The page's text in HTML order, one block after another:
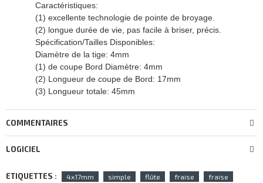
Caractéristiques:
(1) excellente technologie de pointe de broyage.
(2) longue durée de vie, pas facile à briser, précis.
Spécification/Tailles Disponibles:
Diamètre de la tige: 4mm
(1) de coupe Bord Diamètre: 4mm
(2) Longueur de coupe de Bord: 17mm
(3) Longueur totale: 45mm
COMMENTAIRES
LOGICIEL
ETIQUETTES : 4x17mm simple flûte fraise
fraise